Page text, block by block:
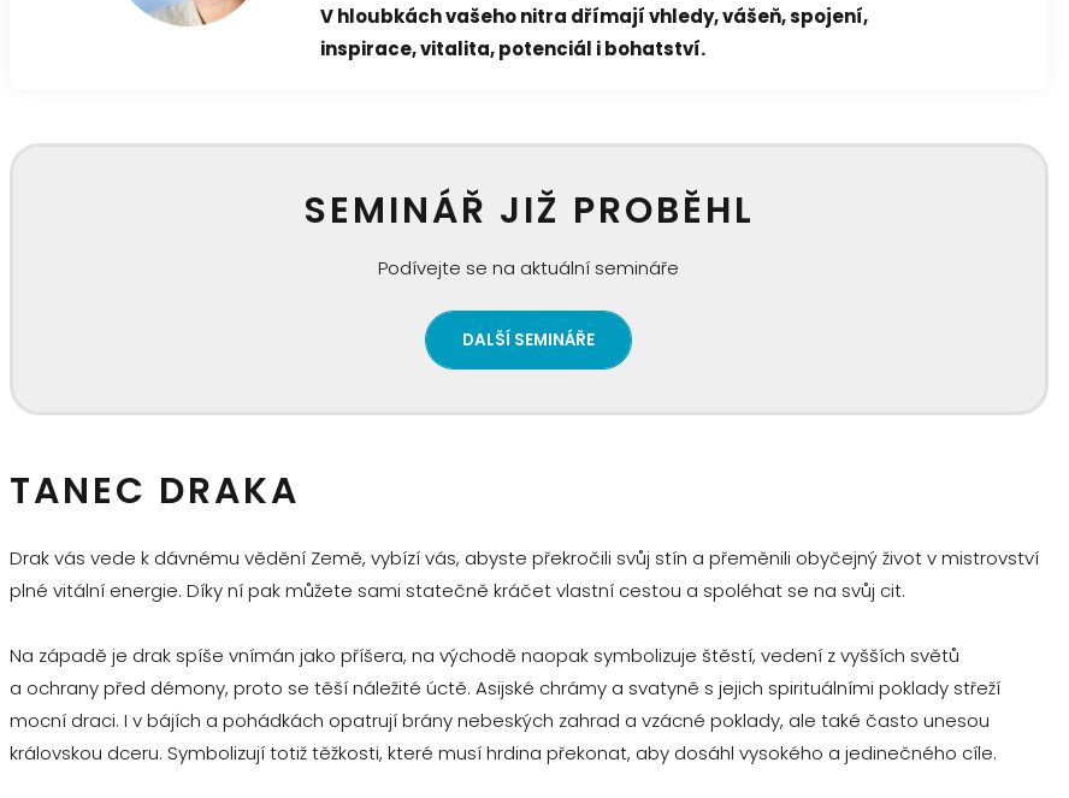
V hloubkách vašeho nitra dřímají vhledy, vášeň, spojení,
inspirace, vitalita, potenciál i bohatství.
SEMINÁŘ JIŽ PROBĚHL
Podívejte se na aktuální semináře
DALŠÍ SEMINÁŘE
TANEC DRAKA
Drak vás vede k dávnému vědění Země, vybízí vás, abyste překročili svůj stín a přeměnili obyčejný život v mistrovství
plné vitální energie. Díky ní pak můžete sami statečně kráčet vlastní cestou a spoléhat se na svůj cit.
Na západě je drak spíše vnímán jako příšera, na východě naopak symbolizuje štěstí, vedení z vyšších světů
a ochrany před démony, proto se těší náležité úctě. Asijské chrámy a svatyně s jejich spirituálními poklady střeží
mocní draci. I v bájích a pohádkách opatrují brány nebeských zahrad a vzácné poklady, ale také často unesou
královskou dceru. Symbolizují totiž těžkosti, které musí hrdina překonat, aby dosáhl vysokého a jedinečného cíle.